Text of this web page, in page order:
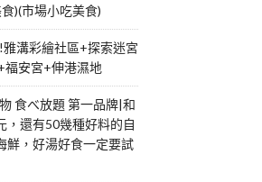
)(市場小吃美食)
溝彩繪社區+探索迷宮
福安宮+伸港濕地
食べ放題 第一品牌|和
，還有50幾種好料的自
鮮，好湯好食一定要試